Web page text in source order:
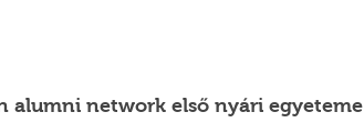
alumni network első nyári egyeteme